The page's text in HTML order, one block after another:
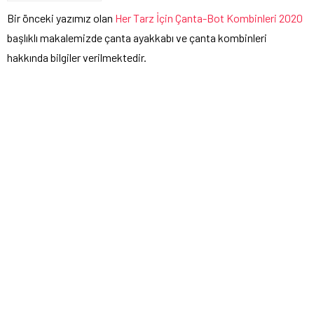
Bir önceki yazımız olan Her Tarz İçin Çanta-Bot Kombinleri 2020
başlıklı makalemizde çanta ayakkabı ve çanta kombinleri
hakkında bilgiler verilmektedir.